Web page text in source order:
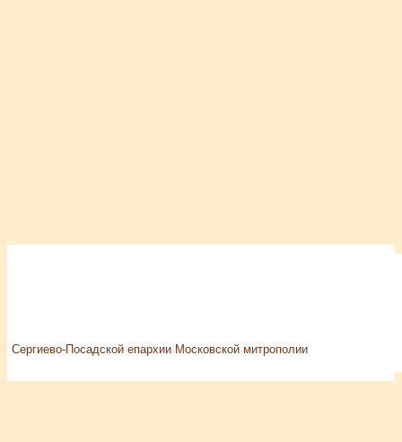
Сергиево-Посадской епархии Московской митрополии